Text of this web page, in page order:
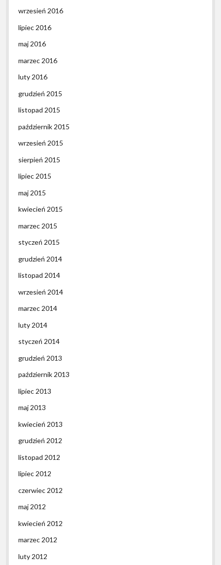
wrzesień 2016
lipiec 2016
maj 2016
marzec 2016
luty 2016
grudzień 2015
listopad 2015
październik 2015
wrzesień 2015
sierpień 2015
lipiec 2015
maj 2015
kwiecień 2015
marzec 2015
styczeń 2015
grudzień 2014
listopad 2014
wrzesień 2014
marzec 2014
luty 2014
styczeń 2014
grudzień 2013
październik 2013
lipiec 2013
maj 2013
kwiecień 2013
grudzień 2012
listopad 2012
lipiec 2012
czerwiec 2012
maj 2012
kwiecień 2012
marzec 2012
luty 2012